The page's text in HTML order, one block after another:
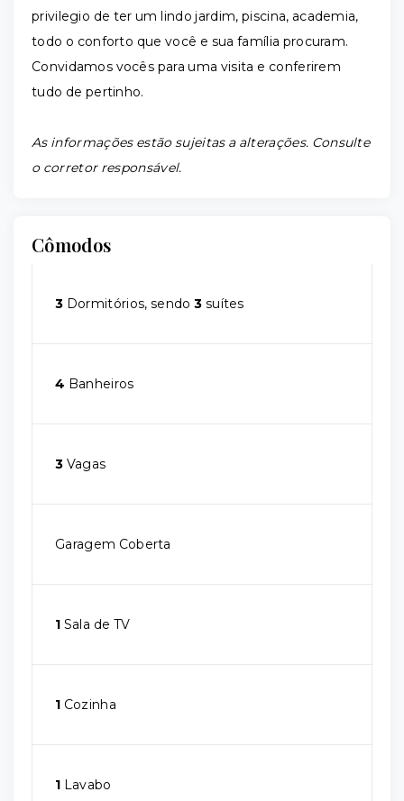
privilegio de ter um lindo jardim, piscina, academia,
todo o conforto que você e sua família procuram.
Convidamos vocês para uma visita e conferirem
tudo de pertinho.
As informações estão sujeitas a alterações. Consulte
o corretor responsável.
Cômodos
3 Dormitórios, sendo3 suítes
4 Banheiros
3 Vagas
Garagem Coberta
1 Sala de TV
1 Cozinha
1 Lavabo